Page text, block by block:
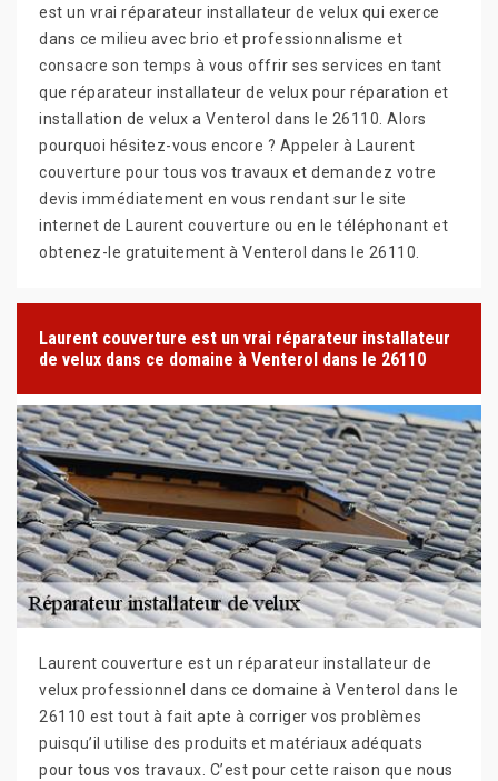
est un vrai réparateur installateur de velux qui exerce
dans ce milieu avec brio et professionnalisme et
consacre son temps à vous offrir ses services en tant
que réparateur installateur de velux pour réparation et
installation de velux a Venterol dans le 26110. Alors
pourquoi hésitez-vous encore ? Appeler à Laurent
couverture pour tous vos travaux et demandez votre
devis immédiatement en vous rendant sur le site
internet de Laurent couverture ou en le téléphonant et
obtenez-le gratuitement à Venterol dans le 26110.
Laurent couverture est un vrai réparateur installateur
de velux dans ce domaine à Venterol dans le 26110
Laurent couverture est un réparateur installateur de
velux professionnel dans ce domaine à Venterol dans le
26110 est tout à fait apte à corriger vos problèmes
puisqu’il utilise des produits et matériaux adéquats
pour tous vos travaux. C’est pour cette raison que nous